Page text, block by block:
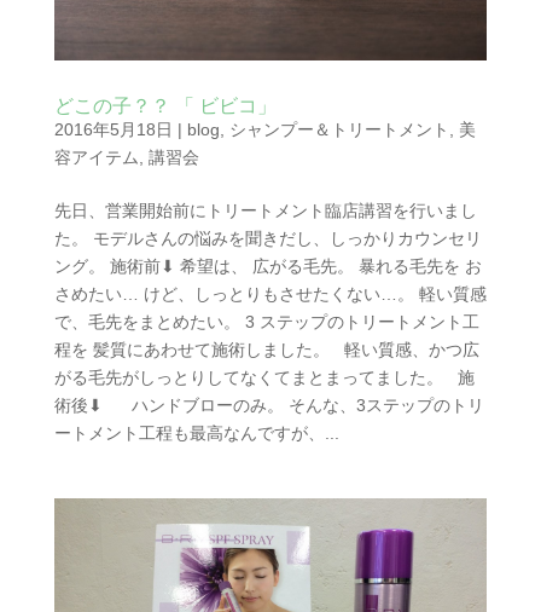
どこの子？？ 「 ビビコ」
2016年5月18日 | blog シャンプー＆トリートメント
美
容アイテム
講習会
先日、営業開始前にトリートメント臨店講習を行いまし
た。 モデルさんの悩みを聞きだし、しっかりカウンセリ
ング。 施術前⬇︎ 希望は、 広がる毛先。 暴れる毛先を お
さめたい… けど、しっとりもさせたくない…。 軽い質感
で、毛先をまとめたい。 3 ステップのトリートメント工
程を 髪質にあわせて施術しました。 軽い質感、かつ広
がる毛先がしっとりしてなくてまとまってました。 施
術後⬇︎ ハンドブローのみ。 そんな、3ステップのトリ
ートメント工程も最高なんですが、...